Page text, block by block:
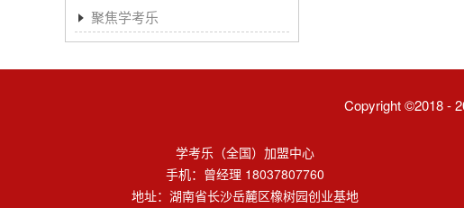
聚焦学考乐
Copyright ©2018 -
学考乐（全国）加盟中心
手机：曾经理 18037807760
地址：湖南省长沙岳麓区橡树园创业基地